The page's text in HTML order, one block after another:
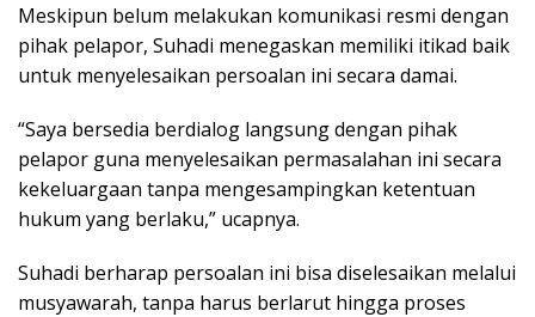
Meskipun belum melakukan komunikasi resmi dengan
pihak pelapor, Suhadi menegaskan memiliki itikad baik
untuk menyelesaikan persoalan ini secara damai.
“Saya bersedia berdialog langsung dengan pihak
pelapor guna menyelesaikan permasalahan ini secara
kekeluargaan tanpa mengesampingkan ketentuan
hukum yang berlaku,” ucapnya.
Suhadi berharap persoalan ini bisa diselesaikan melalui
musyawarah, tanpa harus berlarut hingga proses